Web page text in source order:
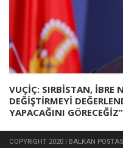
VUÇİÇ: SIRBİSTAN, İBRE
DEĞİŞTİRMEYİ
YAPACAĞINI GÖRECEĞİZ”
COPYRIGHT 2020 | BALKAN